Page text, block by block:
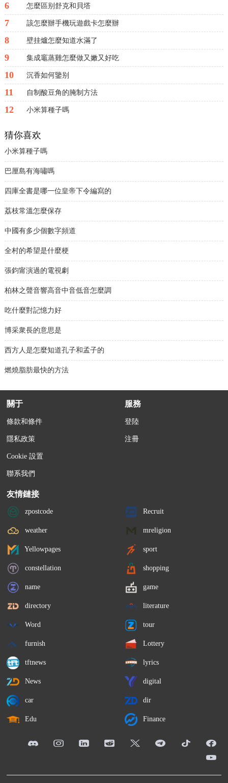
6 怎麼區别舒克和貝塔
7 該怎麼辦手機玩遊戲卡怎麼辦
8 壁挂爐怎麼知道水滿了
9 集成竈蒸雞怎麼做又嫩又好吃
10 沉香如何鑒别
11 自制酸豆角的腌制方法
12 小米算種子嗎
猜你喜欢
小米算種子嗎
巴厘島有海嘯嗎
四庫全書是哪一位皇帝下令編寫的
荔枝常溫怎麼保存
中國有多少個數字頻道
全村的希望是什麼梗
張鈞甯演過的電視劇
柏林之聲音響高音中音低音怎麼調
吃什麼對記憶力好
博采衆長的意思是
西方人是怎麼知道孔子和孟子的
燃燒脂肪最快的方法
關于
條款和條件
隱私政策
Cookie 設置
聯系我們
服務
登陸
注冊
友情鏈接
zpostcode Recruit
weather mreligion
Yellowpages sport
constellation shopping
name game
directory literature
Word tour
furnish Lottery
tftnews lyrics
News digital
car dir
Edu Finance